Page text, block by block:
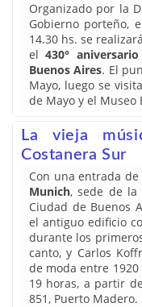
Organizado por la
Gobierno porteño,
14.30 hs. se
el430°
Buenos Aires. El
Mayo, luego se
de Mayo y el Museo
La vieja
Costanera Sur
Con una entrada
Munich, sede de la
Ciudad de Buenos
el antiguo edificio
durante los
canto, y Carlos
de moda entre 1920
19 horas, a partir
851, Puerto Madero.